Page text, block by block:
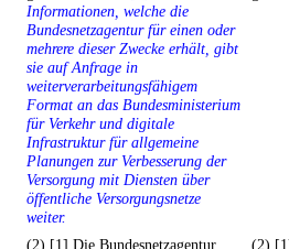
Informationen, welche die
Bundesnetzagentur für einen oder
mehrere dieser Zwecke erhält, gibt
sie auf Anfrage in
weiterverarbeitungsfähigem
Format an das Bundesministerium
für Verkehr und digitale
Infrastruktur für allgemeine
Planungen zur Verbesserung der
Versorgung mit Diensten über
öffentliche Versorgungsnetze
weiter.
(2) [1] Die Bundesnetzagentur
(2)